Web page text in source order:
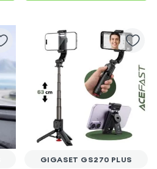
GIGASET GS270 PLUS